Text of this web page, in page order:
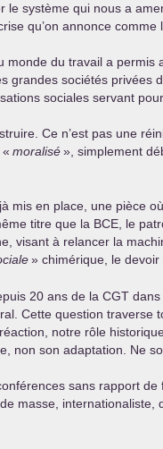
le système qui nous a
qu’on annonce comme
monde du travail a
grandes sociétés privées
sociales servant
Ce n’est pas une
moralisé», simplement
mis en place, une pièce
titre que la BCE , le
visant à relancer la
» chimérique, le
20 ans de la CGT dans
Cette question traverse
notre rôle
non son adaptation. Ne
sans rapport
masse, internationaliste,